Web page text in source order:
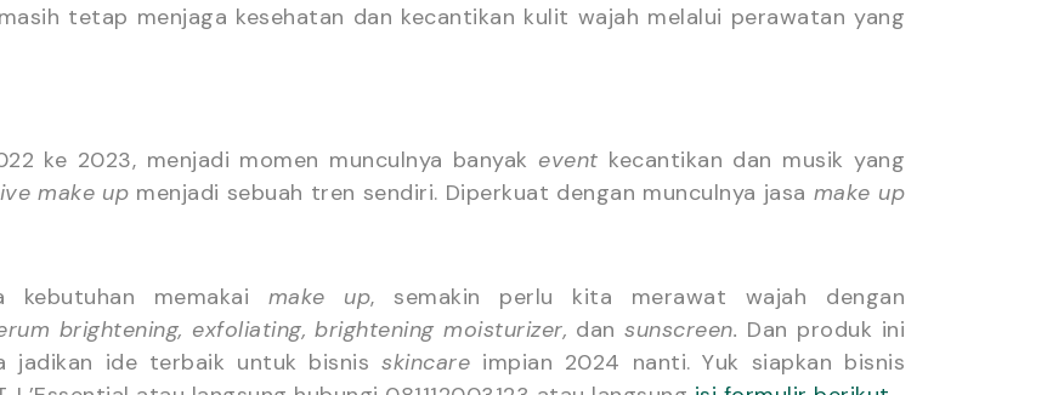
tetap menjaga kesehatan dan kecantikan kulit wajah melalui perawatan yang
ke 2023, menjadi momen munculnya banyak event kecantikan dan musik yang
make up menjadi sebuah tren sendiri. Diperkuat dengan munculnya jasa make up
kebutuhan memakai make up, semakin perlu kita merawat wajah dengan
brightening, exfoliating, brightening moisturizer, dansunscreen. Dan produk ini
jadikan ide terbaik untuk bisnisskincare impian 2024 nanti. Yuk siapkan bisnis